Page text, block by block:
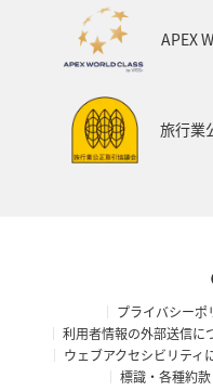
APEX
旅行業
プライバシーポ
利用者情報の外部送信に
ウェブアクセシビリティ
標識・各種約